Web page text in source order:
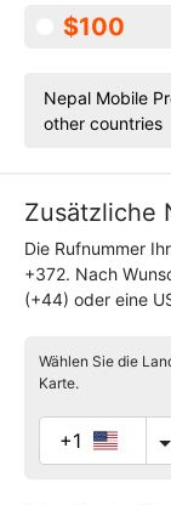
$100
Nepal Mobile
other countries
Zusätzliche
Die Rufnummer
+372. Nach
(+44) oder eine
Wählen Sie die
Karte.
+1